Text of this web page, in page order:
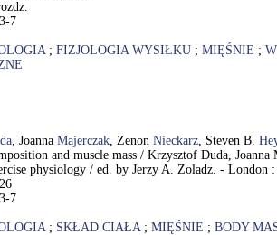
7
; FIZJOLOGIA WYSIŁKU ; MIĘŚNIE ;
, Joanna Majerczak, Zenon Nieckarz, Steven B.
and muscle mass / Krzysztof Duda,
physiology / ed. by Jerzy A. Zoladz. -
7
; SKŁAD CIAŁA; MIĘŚNIE ; BODY